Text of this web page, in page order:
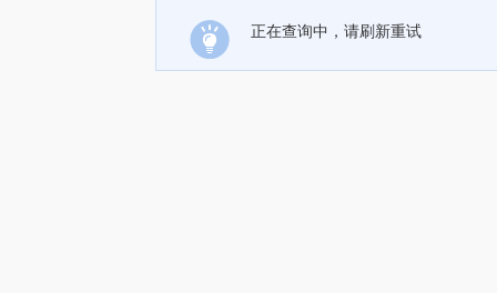
正在查询中，请刷新重试